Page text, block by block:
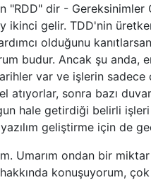
"RDD" dir - Gereksinimler
ikinci gelir. TDD'nin
olduğunu
budur. Ancak şu anda,
var ve işlerin sadece
atıyorlar, sonra bazı
hale getirdiği belirli
geliştirme için de
Umarım ondan bir
konuşuyorum, çok